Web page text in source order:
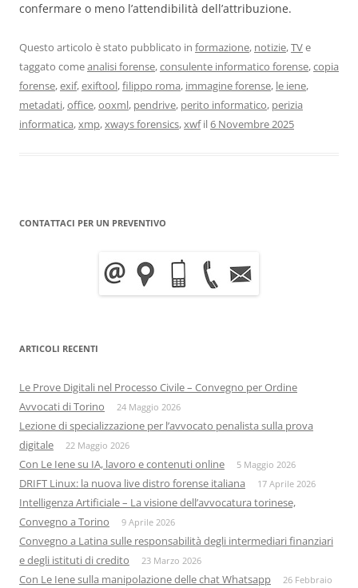
confermare o meno l’attendibilità dell’attribuzione.
Questo articolo è stato pubblicato in formazione, notizie,TVe
taggato comeanalisi forense,consulente informatico forense,copia
forense,exif,exiftool,filippo roma, immagine forense, le iene,
metadati,office,ooxml, pendrive, perito informatico, perizia
informatica,xmp,xways forensics,xwfil6 Novembre 2025
CONTATTACI PER UN PREVENTIVO
ARTICOLI RECENTI
Le Prove Digitali nel Processo Civile – Convegno per Ordine
Avvocati di Torino
24 Maggio 2026
Lezione di specializzazione per l’avvocato penalista sulla prova
digitale
22 Maggio 2026
Con Le Iene su IA, lavoro e contenuti online 5 Maggio 2026
DRIFT Linux: la nuova live distro forense italiana 17 Aprile 2026
Intelligenza Artificiale – La visione dell’avvocatura torinese,
Convegno a Torino
9 Aprile 2026
Convegno a Latina sulle responsabilità degli intermediari finanziari
e degli istituti di credito
23 Marzo 2026
Con Le Iene sulla manipolazione delle chat Whatsapp
26 Febbraio